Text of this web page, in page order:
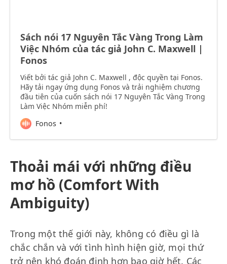
Sách nói 17 Nguyên Tắc Vàng Trong Làm
Việc Nhóm của tác giả John C. Maxwell |
Fonos
Viết bởi tác giả John C. Maxwell , độc quyền tại Fonos.
Hãy tải ngay ứng dụng Fonos và trải nghiệm chương
đầu tiên của cuốn sách nói 17 Nguyên Tắc Vàng Trong
Làm Việc Nhóm miễn phí!
Fonos
Thoải mái với những điều
mơ hồ (Comfort With
Ambiguity)
Trong một thế giới này, không có điều gì là
chắc chắn và với tình hình hiện giờ, mọi thứ
trở nên khó đoán định hơn bao giờ hết. Các